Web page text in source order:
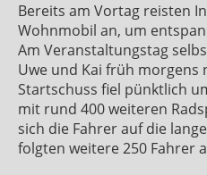
Bereits am Vortag reisten
Wohnmobil an, um
Am Veranstaltungstag
Uwe und Kai früh morgens
Startschuss fiel pünktlich
mit rund 400 weiteren
sich die Fahrer auf die
folgten weitere 250 Fahrer